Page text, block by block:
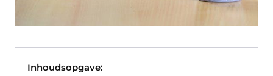
Inhoudsopgave: